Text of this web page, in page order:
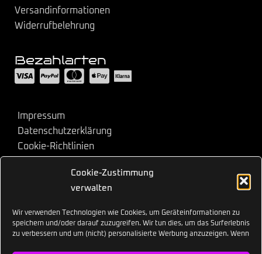
Cookie-Zustimmung
verwalten
Wir verwenden Technologien wie Cookies, um Geräteinformationen zu
speichern und/oder darauf zuzugreifen. Wir tun dies, um das Surferlebnis
zu verbessern und um (nicht) personalisierte Werbung anzuzeigen. Wenn
Versandinformationen
Widerrufbelehrung
Bezahlarten
Impressum
Datenschutzerklärung
Cookie-Richtlinien
Copyright © 2026 Rave-Brillen.de. Alle Rechte
Alle Preise netto und zzgl. Versandkosten. Es können
Zollgebühren anfallen.